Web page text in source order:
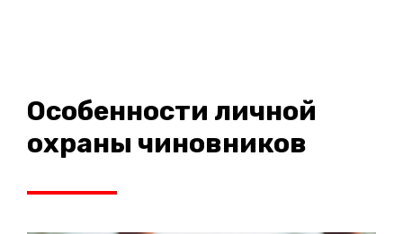
Особенности личной
охраны чиновников